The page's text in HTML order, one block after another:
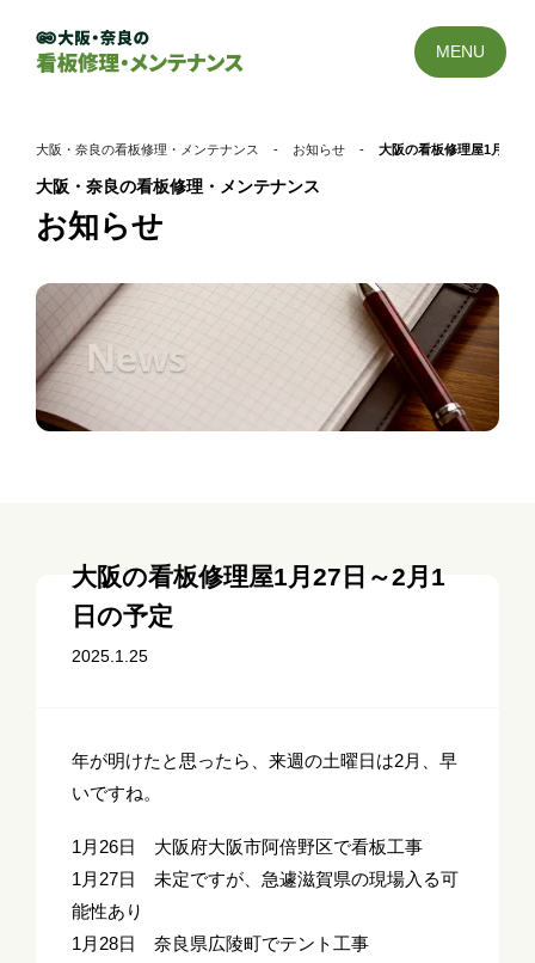
MENU
大阪・奈良の看板修理・メンテナンス - お知らせ - 大阪の看板修理屋1月27
大阪・奈良の看板修理・メンテナンス
お知らせ
大阪の看板修理屋1月27日～2月1
日の予定
2025.1.25
年が明けたと思ったら、来週の土曜日は2月、早
いですね。
1月26日 大阪府大阪市阿倍野区で看板工事
1月27日 未定ですが、急遽滋賀県の現場入る可
能性あり
1月28日 奈良県広陵町でテント工事